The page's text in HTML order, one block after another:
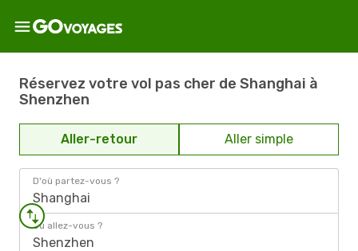
Réservez votre vol pas cher de Shanghai à
Shenzhen
Aller-retour Aller simple
D'où partez-vous ?
Shanghai
Où allez-vous ?
Shenzhen